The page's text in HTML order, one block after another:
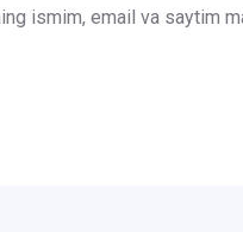
ismim, email va saytim